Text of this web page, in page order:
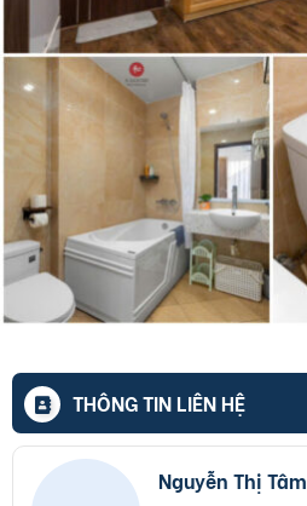
THÔNG TIN LIÊN HỆ
Nguyễn Thị Tâm